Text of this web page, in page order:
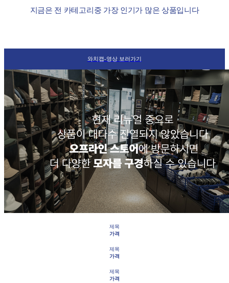
지금은 전 카테고리중 가장 인기가 많은 상품입니다
와치캡-영상 보러가기
제목
가격
제목
가격
제목
가격